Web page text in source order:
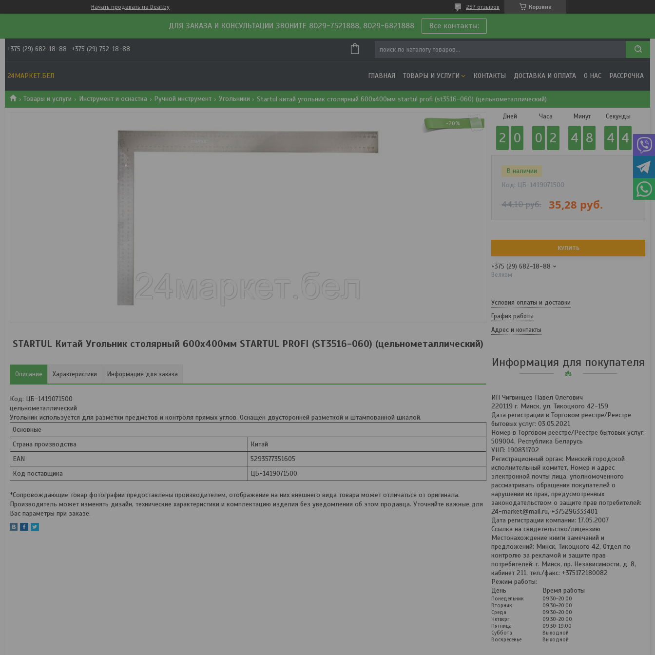
Начать продавать на Deal.by Корзина
257 отзывов
ДЛЯ ЗАКАЗА И КОНСУЛЬТАЦИИ ЗВОНИТЕ 8029-7521888, 8029-6821888 Все контакты:
+375 (29) 682-18-88 +375 (29) 752-18-88
24МАРКЕТ.БЕЛ ГЛАВНАЯ ТОВАРЫ И УСЛУГИ КОНТАКТЫ ДОСТАВКА И ОПЛАТА О НАС РАССРОЧКА
Товары и услуги Инструмент и оснастка Ручной инструмент Угольники Startul китай угольник столярный 600х400мм startul profi (st3516-060) (цельнометаллический)
-20%
STARTUL Китай Угольник столярный 600х400мм STARTUL PROFI (ST3516-060) (цельнометаллический)
Описание Характеристики Информация для заказа
Код: ЦБ-1419071500
цельнометаллический
Угольник используется для разметки предметов и контроля прямых углов. Оснащен двусторонней разметкой и штампованной шкалой.
Основные
Страна производства
Китай
EAN
5293577351605
Код поставщика
ЦБ-1419071500
*Сопровождающие товар фотографии предоставлены производителем, отображение на них внешнего вида товара может отличаться от оригинала.
Производитель может изменять дизайн, технические характеристики и комплектацию изделия без уведомления об этом продавца. Уточняйте важные для
Вас параметры при заказе.
Дней
2 0
Часа
0 2
Минут
4 8
Секунды
4 3
В наличии
Код: ЦБ-1419071500
44,10руб. 35,28 руб.
КУПИТЬ
+375 (29) 682-18-88
Велком
Условия оплаты и доставки
График работы
Адрес и контакты
Информация для покупателя
ИП Чигвинцев Павел Олегович
220119 г. Минск, ул. Тикоцкого 42-159
Дата регистрации в Торговом реестре/Реестре
бытовых услуг: 03.05.2021
Номер в Торговом реестре/Реестре бытовых услуг:
509004, Республика Беларусь
УНП: 190831702
Регистрационный орган: Минский городской
исполнительный комитет, Номер и адрес
электронной почты лица, уполномоченного
рассматривать обращения покупателей о
нарушении их прав, предусмотренных
законодательством о защите прав потребителей:
24-market@mail.ru, +375296333401
Дата регистрации компании: 17.05.2007
Ссылка на свидетельство/лицензию
Местонахождение книги замечаний и
предложений: Минск, Тикоцкого 42, Отдел по
контролю за рекламой и защите прав
потребителей: г. Минск, пр. Независимости, д. 8,
кабинет 211, тел./факс: +375172180082
Режим работы:
День
Время работы
Понедельник
09:30-20:00
Вторник
09:30-20:00
Среда
09:30-20:00
Четверг
09:30-20:00
Пятница
09:30-19:00
Суббота
Выходной
Воскресенье
Выходной